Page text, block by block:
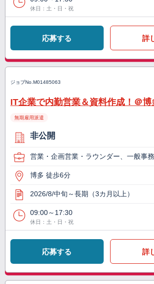
休日：土・日・祝
応募する 詳
ジョブNo. M01485063
IT企業で内勤営業＆資料作成！＠
無期雇用派遣
非公開
営業・企画営業・ラウンダー、一般事務
博多 徒歩6分
2026/8/中旬～長期（3カ月以上）
09:00～17:30
休日：土・日・祝
応募する 詳